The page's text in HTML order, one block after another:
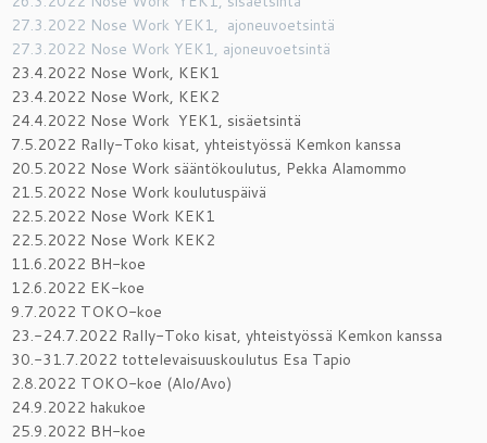
27.3.2022 Nose Work YEK1, ajoneuvoetsintä
27.3.2022 Nose Work YEK1, ajoneuvoetsintä
23.4.2022 Nose Work, KEK1
23.4.2022 Nose Work, KEK2
24.4.2022 Nose Work YEK1, sisäetsintä
7.5.2022 Rally-Toko kisat, yhteistyössä Kemkon kanssa
20.5.2022 Nose Work sääntökoulutus, Pekka Alamommo
21.5.2022 Nose Work koulutuspäivä
22.5.2022 Nose Work KEK1
22.5.2022 Nose Work KEK2
11.6.2022 BH-koe
12.6.2022 EK-koe
9.7.2022 TOKO-koe
23.-24.7.2022 Rally-Toko kisat, yhteistyössä Kemkon kanssa
30.-31.7.2022 tottelevaisuuskoulutus Esa Tapio
2.8.2022 TOKO-koe (Alo/Avo)
24.9.2022 hakukoe
25.9.2022 BH-koe